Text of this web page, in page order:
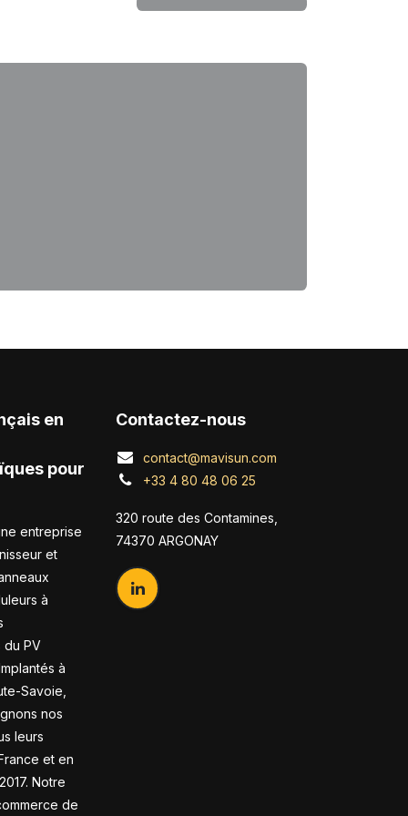
en
pour
entreprise
et
à
du PV
à
Savoie,
nos
leurs
et en
Notre
de
Contactez-nous
contact@mavisun.com
+33 4 80 48 06 25
320 route des Contamines,
74370 ARGONAY